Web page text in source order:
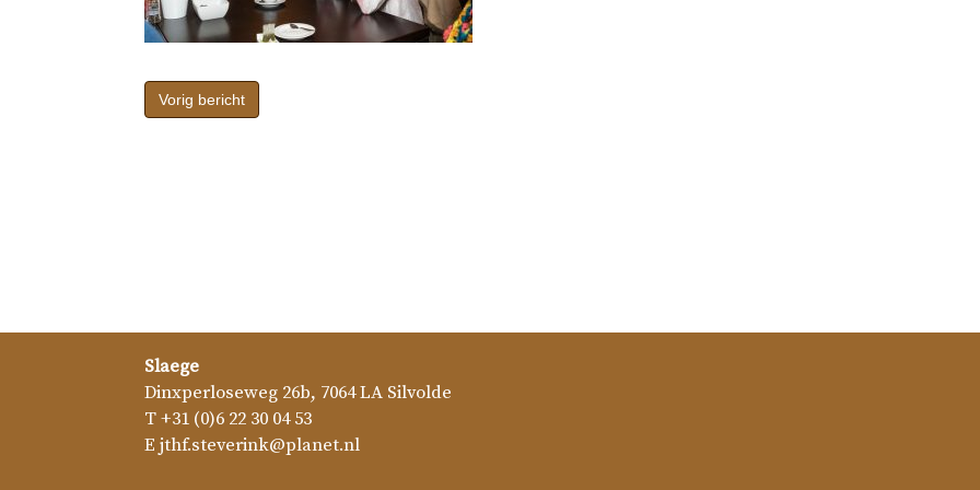
navigatie
Vorig bericht
Slaege
Dinxperloseweg 26b, 7064 LA Silvolde
T+31 (0)6 22 30 04 53
E jthf.steverink@planet.nl